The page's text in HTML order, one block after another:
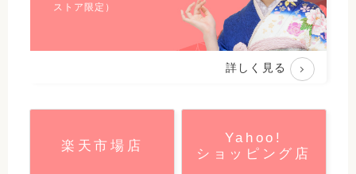
ストア限定）
詳しく見る
楽天市場店
Yahoo!
ショッピング店